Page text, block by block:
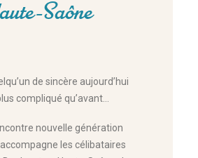
Saône
de sincère aujourd’hui
compliqué qu’avant…
nouvelle génération
les célibataires